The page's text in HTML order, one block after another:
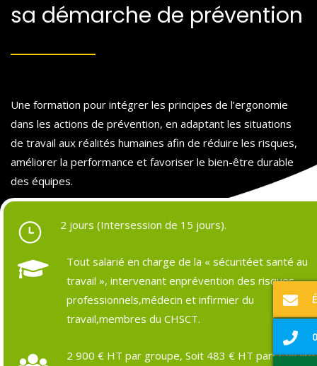
sa démarche de prévention
Une formation pour intégrer les principes de l’ergonomie
dans les actions de prévention, en adaptant les situations
de travail aux réalités humaines afin de réduire les risques,
améliorer la performance et favoriser le bien-être durable
des équipes.
2 jours (Intersession de 15 jours).
Tout salarié en charge de la « sécuritéet santé au
travail », intervenant enprévention des risques
professionnels,médecin et infirmier du
travail,membres du CHSCT.
2 900 € HT par groupe, Soit 483 € HT parstagiaire
Objectifs et prérequisProgramme détailléFormateurs & pédagogie
Ressources et outils
Suivi
Objectifs de la forma